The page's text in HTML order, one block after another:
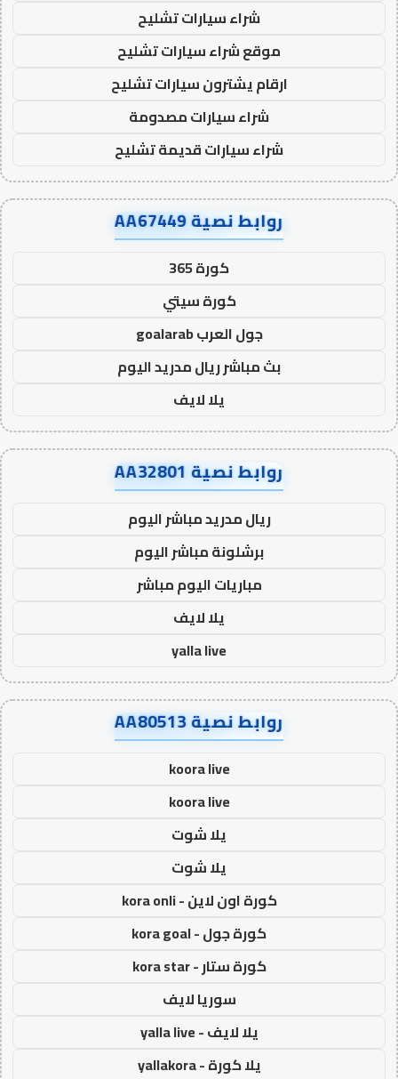
شراء سيارات تشليح
موقع شراء سيارات تشليح
ارقام يشترون سيارات تشليح
شراء سيارات مصدومة
شراء سيارات قديمة تشليح
روابط نصية AA67449
كورة 365
كورة سيتي
جول العرب goalarab
بث مباشر ريال مدريد اليوم
يلا لايف
روابط نصية AA32801
ريال مدريد مباشر اليوم
برشلونة مباشر اليوم
مباريات اليوم مباشر
يلا لايف
yalla live
روابط نصية AA80513
koora live
koora live
يلا شوت
يلا شوت
كورة اون لاين - kora onli
كورة جول - kora goal
كورة ستار - kora star
سوريا لايف
يلا لايف - yalla live
يلا كورة - yallakora